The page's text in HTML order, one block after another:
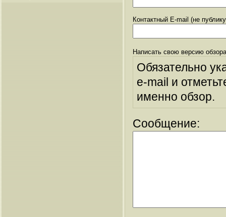
Контактный E-mail (не
Написать свою версию
Обязательно
e-mail и
именно обзор.
Сообщение: